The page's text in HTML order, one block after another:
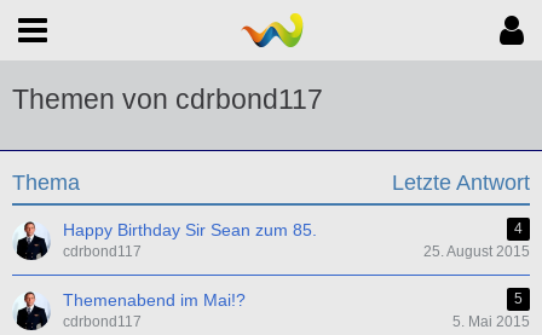
Themen von cdrbond117
Thema Letzte Antwort
Happy Birthday Sir Sean zum 85.
4
cdrbond117
25. August 2015
Themenabend im Mai!?
5
cdrbond117
5. Mai 2015